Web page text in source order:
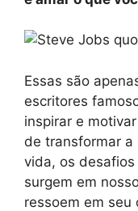
Essas são
escritores
inspirar e
de transformar a
vida, os
surgem em
ressoem em seu